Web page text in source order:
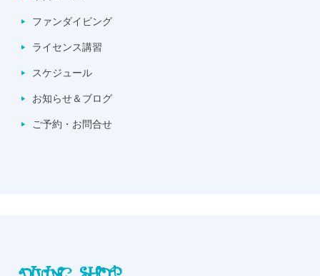
ファンダイビング
ライセンス講習
スケジュール
お知らせ＆ブログ
ご予約・お問合せ